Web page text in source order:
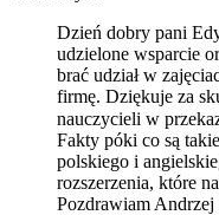
Dzień dobry pani
udzielone wsparcie
brać udział w
firmę. Dziękuje za
nauczycieli w
Fakty póki co są
polskiego i
rozszerzenia, które
Pozdrawiam Andrzej